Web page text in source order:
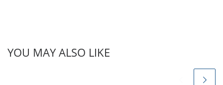
YOU MAY ALSO LIKE